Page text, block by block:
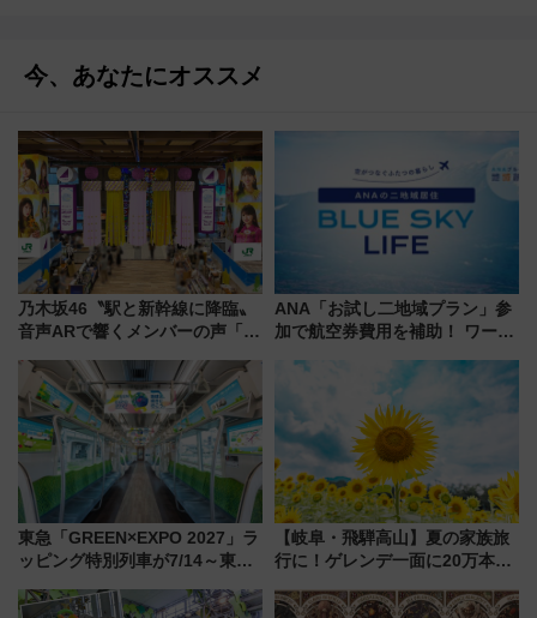
今、あなたにオススメ
乃木坂46〝駅と新幹線に降臨〟
音声ARで響くメンバーの声「真
ANA「お試し二地域プラン」参
加で航空券費用を補助！ ワーケ
治体は？ 2026年は対象のエリア
東急「GREEN×EXPO 2027」ラ
ッピング特別列車が7/14～東
ー！ 注目の編成やデザインまと
【岐阜・飛騨高山】夏の家族旅
行に！ゲレンデ一面に20万本の
アひまわり園」開園